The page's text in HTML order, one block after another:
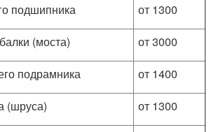
подшипника
от 1300
(моста)
от 3000
подрамника
от 1400
(шруса)
от 1300